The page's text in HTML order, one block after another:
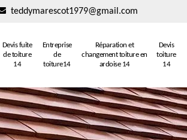
teddymarescot1979@gmail.com
Devis fuite
de toiture
14
Entreprise
de
toiture14
Réparation et
changement toiture en
ardoise 14
Devis
toiture
14